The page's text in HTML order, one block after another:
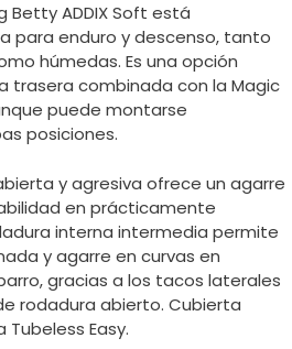
Betty ADDIX Soft está
para enduro y descenso, tanto
húmedas. Es una opción
trasera combinada con la Magic
puede montarse
posiciones.
y agresiva ofrece un agarre
en prácticamente
interna intermedia permite
y agarre en curvas en
gracias a los tacos laterales
rodadura abierto. Cubierta
Easy.